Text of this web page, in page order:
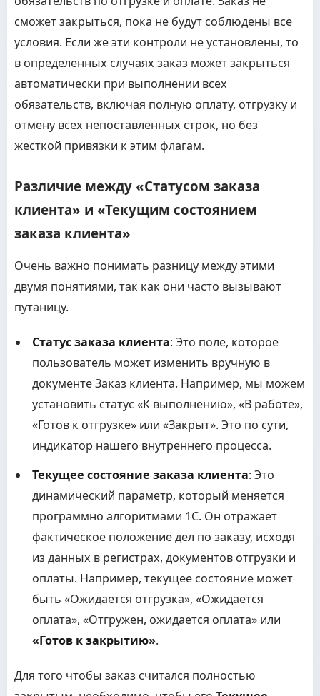
сможет закрыться, пока не будут соблюдены все
условия. Если же эти контроли не установлены, то
в определенных случаях заказ может закрыться
автоматически при выполнении всех
обязательств, включая полную оплату, отгрузку и
отмену всех непоставленных строк, но без
жесткой привязки к этим флагам.
Различие между «Статусом заказа
клиента» и «Текущим состоянием
заказа клиента»
Очень важно понимать разницу между этими
двумя понятиями, так как они часто вызывают
путаницу.
Статус заказа клиента: Это поле, которое
пользователь может изменить вручную в
документе Заказ клиента. Например, мы можем
установить статус «К выполнению», «В работе»,
«Готов к отгрузке» или «Закрыт». Это по сути,
индикатор нашего внутреннего процесса.
Текущее состояние заказа клиента: Это
динамический параметр, который меняется
программно алгоритмами 1С. Он отражает
фактическое положение дел по заказу, исходя
из данных в регистрах, документов отгрузки и
оплаты. Например, текущее состояние может
быть «Ожидается отгрузка», «Ожидается
оплата», «Отгружен, ожидается оплата» или
«Готов к закрытию».
Для того чтобы заказ считался полностью